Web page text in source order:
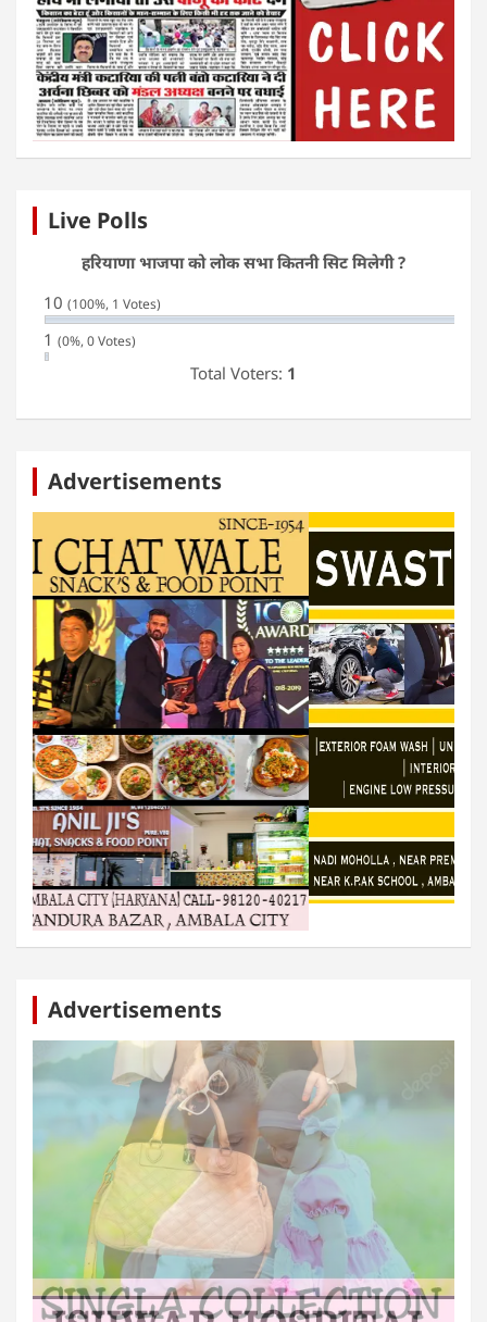
Live Polls
हरियाणा भाजपा को लोक सभा कितनी सिट मिलेगी ?
10 (100%, 1 Votes)
1 (0%, 0 Votes)
Total Voters: 1
Advertisements
Advertisements